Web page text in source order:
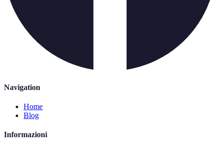
Navigation
Home
Blog
Informazioni